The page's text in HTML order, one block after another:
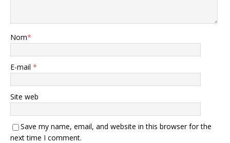
Nom*
E-mail *
Site web
Save my name, email, and website in this browser for the
next time I comment.